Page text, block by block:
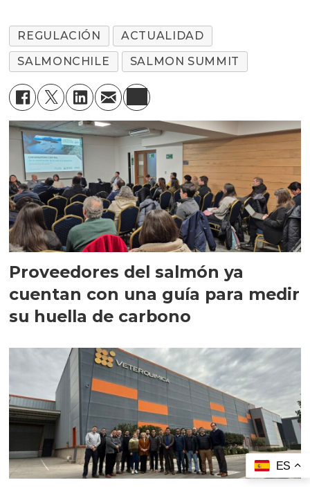
REGULACIÓN
ACTUALIDAD
SALMONCHILE
SALMON SUMMIT
Proveedores del salmón ya
cuentan con una guía para medir
su huella de carbono
ES